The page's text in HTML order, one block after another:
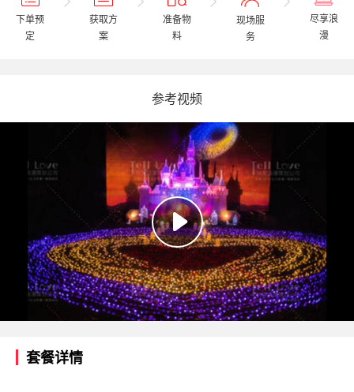
下单预
定
获取方
案
准备物
料
现场服
务
尽享浪
漫
参考视频
套餐详情